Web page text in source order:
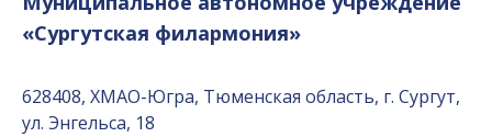
«Сургутская филармония»
628408, ХМАО-Югра, Тюменская область, г. Сургут,
ул. Энгельса, 18